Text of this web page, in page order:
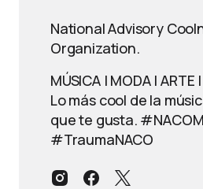
National Advisory
Organization.
MÚSICA | MODA | ARTE
Lo más cool de la
que te gusta.
#TraumaNACO